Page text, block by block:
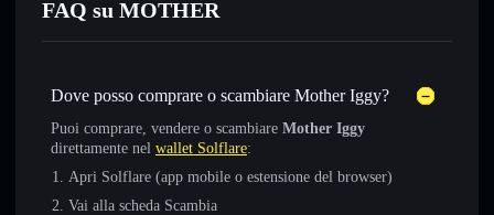
FAQ su MOTHER
Dove posso comprare o scambiare Mother Iggy?
Puoi comprare, vendere o scambiare Mother Iggy
direttamente nel wallet Solflare:
Apri Solflare (app mobile o estensione del browser)
Vai alla scheda Scambia